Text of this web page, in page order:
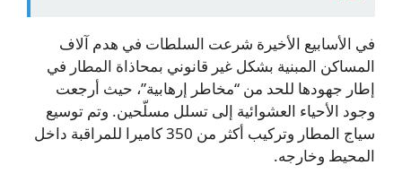
في الأسابيع الأخيرة شرعت السلطات في هدم آلاف
المساكن المبنية بشكل غير قانوني بمحاذاة المطار في
إطار جهودها للحد من “مخاطر إرهابية”، حيث أرجعت
وجود الأحياء العشوائية إلى تسلل مسلّحين. وتم توسيع
سياج المطار وتركيب أكثر من 350 كاميرا للمراقبة داخل
المحيط وخارجه.